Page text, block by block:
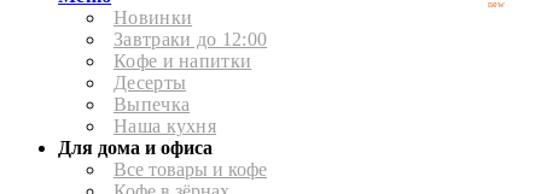
Новинки
new
Завтраки до 12:00
Кофе и напитки
Десерты
Выпечка
Наша кухня
Для дома и офиса
Все товары и кофе